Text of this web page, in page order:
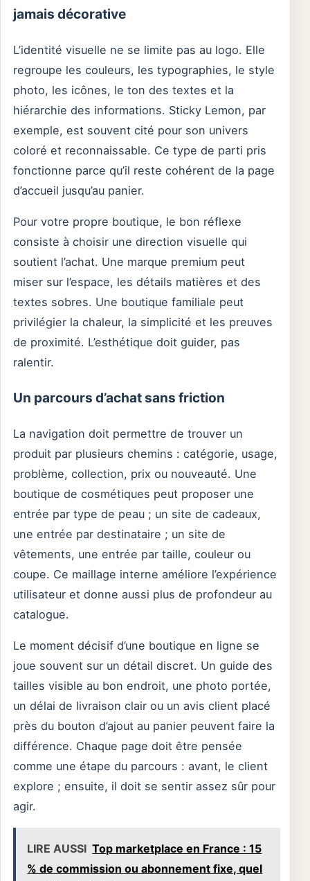
jamais décorative
L’identité visuelle ne se limite pas au logo. Elle
regroupe les couleurs, les typographies, le style
photo, les icônes, le ton des textes et la
hiérarchie des informations. Sticky Lemon, par
exemple, est souvent cité pour son univers
coloré et reconnaissable. Ce type de parti pris
fonctionne parce qu’il reste cohérent de la page
d’accueil jusqu’au panier.
Pour votre propre boutique, le bon réflexe
consiste à choisir une direction visuelle qui
soutient l’achat. Une marque premium peut
miser sur l’espace, les détails matières et des
textes sobres. Une boutique familiale peut
privilégier la chaleur, la simplicité et les preuves
de proximité. L’esthétique doit guider, pas
ralentir.
Un parcours d’achat sans friction
La navigation doit permettre de trouver un
produit par plusieurs chemins : catégorie, usage,
problème, collection, prix ou nouveauté. Une
boutique de cosmétiques peut proposer une
entrée par type de peau ; un site de cadeaux,
une entrée par destinataire ; un site de
vêtements, une entrée par taille, couleur ou
coupe. Ce maillage interne améliore l’expérience
utilisateur et donne aussi plus de profondeur au
catalogue.
Le moment décisif d’une boutique en ligne se
joue souvent sur un détail discret. Un guide des
tailles visible au bon endroit, une photo portée,
un délai de livraison clair ou un avis client placé
près du bouton d’ajout au panier peuvent faire la
différence. Chaque page doit être pensée
comme une étape du parcours : avant, le client
explore ; ensuite, il doit se sentir assez sûr pour
agir.
LIRE AUSSI Top marketplace en France : 15
% de commission ou abonnement fixe, quel